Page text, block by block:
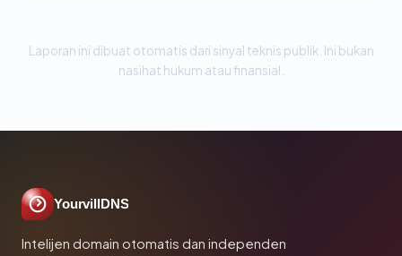
Laporan ini dibuat otomatis dari sinyal teknis publik. Ini bukan
nasihat hukum atau finansial.
YourvillDNS
Intelijen domain otomatis dan independen